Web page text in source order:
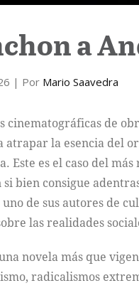
a
| Por Mario Saavedra
cinematográficas de
atrapar la esencia del
Este es el caso del
bien consigue
de sus autores de
las realidades
novela más que
radicalismos